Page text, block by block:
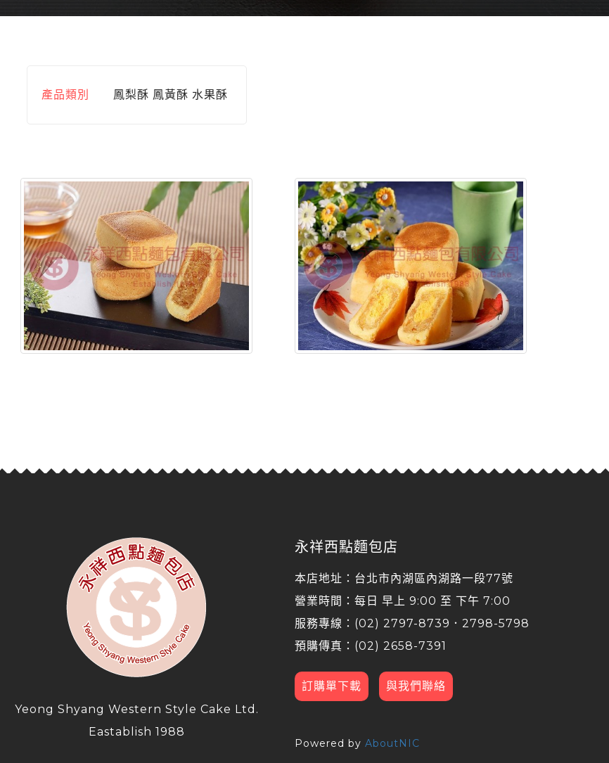
產品類別 鳳梨酥 鳳黃酥 水果酥
含稅底價: 含稅底價:
Yeong Shyang Western Style Cake Ltd.
Eastablish 1988
永祥西點麵包店
本店地址：台北市內湖區內湖路一段77號
營業時間：每日 早上 9:00 至 下午 7:00
服務專線：(02) 2797-8739．2798-5798
預購傳真：(02) 2658-7391
訂購單下載 與我們聯絡
Powered by AboutNIC